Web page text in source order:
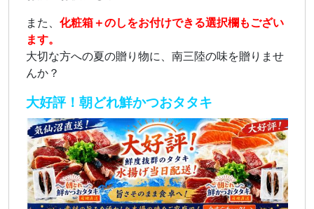
また、 化粧箱＋のしをお付けできる選択欄もござい
ます。
大切な方への夏の贈り物に、南三陸の味を贈りませ
んか？
大好評！朝どれ鮮かつおタタキ